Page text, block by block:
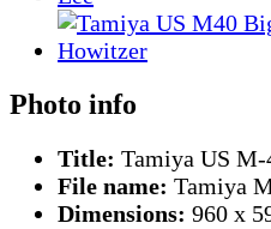
Photo info
Title: Tamiya US M-
File name: Tamiya
Dimensions: 960 x